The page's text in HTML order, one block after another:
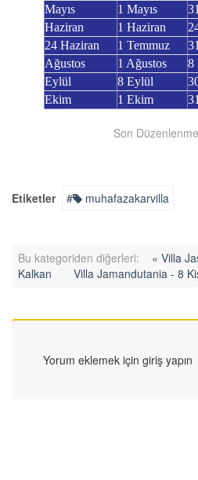
Mayıs
1 Mayıs
Haziran
1 Haziran
24 Haziran
1 Temmuz
Ağustos
1 Ağustos 8
Eylül
8 Eylül
Ekim
1 Ekim
Son
Etiketler muhafazakarvilla
Bu kategoriden diğerleri:
« Villa
Kalkan
Villa Jamandutania - 8
Yorum eklemek için giriş yapın